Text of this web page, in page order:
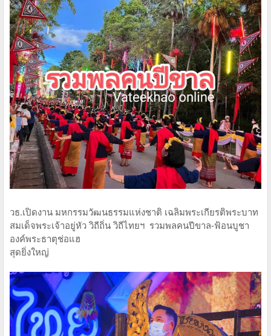
วธ.เปิดงาน มหกรรมวัฒนธรรมแห่งชาติ เฉลิมพระเกียรติพระบาท
สมเด็จพระเจ้าอยู่หัว วิถีถิ่น วิถีไทยฯ รวมพลคนปีขาล-ฟ้อนบูชา
องค์พระธาตุช่อแฮ
สุดยิ่งใหญ่